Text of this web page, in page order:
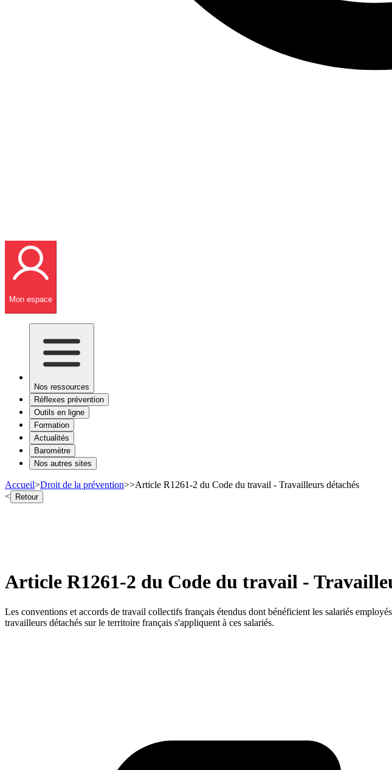
Mon espace
Nos ressources
Réflexes prévention
Outils en ligne
Formation
Actualités
Baromètre
Nos autres sites
Accueil>Droit de la prévention>>Article R1261-2 du Code du travail - Travailleurs détachés
< Retour
Article R1261-2 du Code du travail -
Les conventions et accords de travail collectifs français étendus dont bénéficient les salariés
travailleurs détachés sur le territoire français s'appliquent à ces salariés.